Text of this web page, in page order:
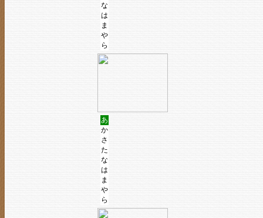
な
は
ま
や
ら
あ
か
さ
た
な
は
ま
や
ら